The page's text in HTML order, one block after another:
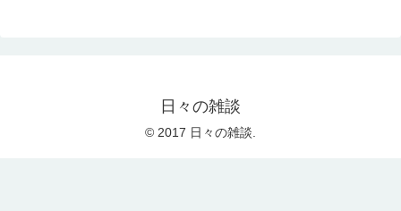
日々の雑談
© 2017 日々の雑談.